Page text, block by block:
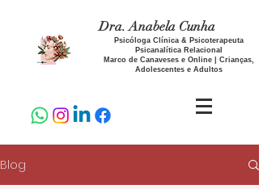
Dra. Anabela Cunha
Psicóloga Clínica & Psicoterapeuta
Psicanalítica Relacional
Marco de Canaveses e Online | Crianças,
Adolescentes e Adultos
Blog